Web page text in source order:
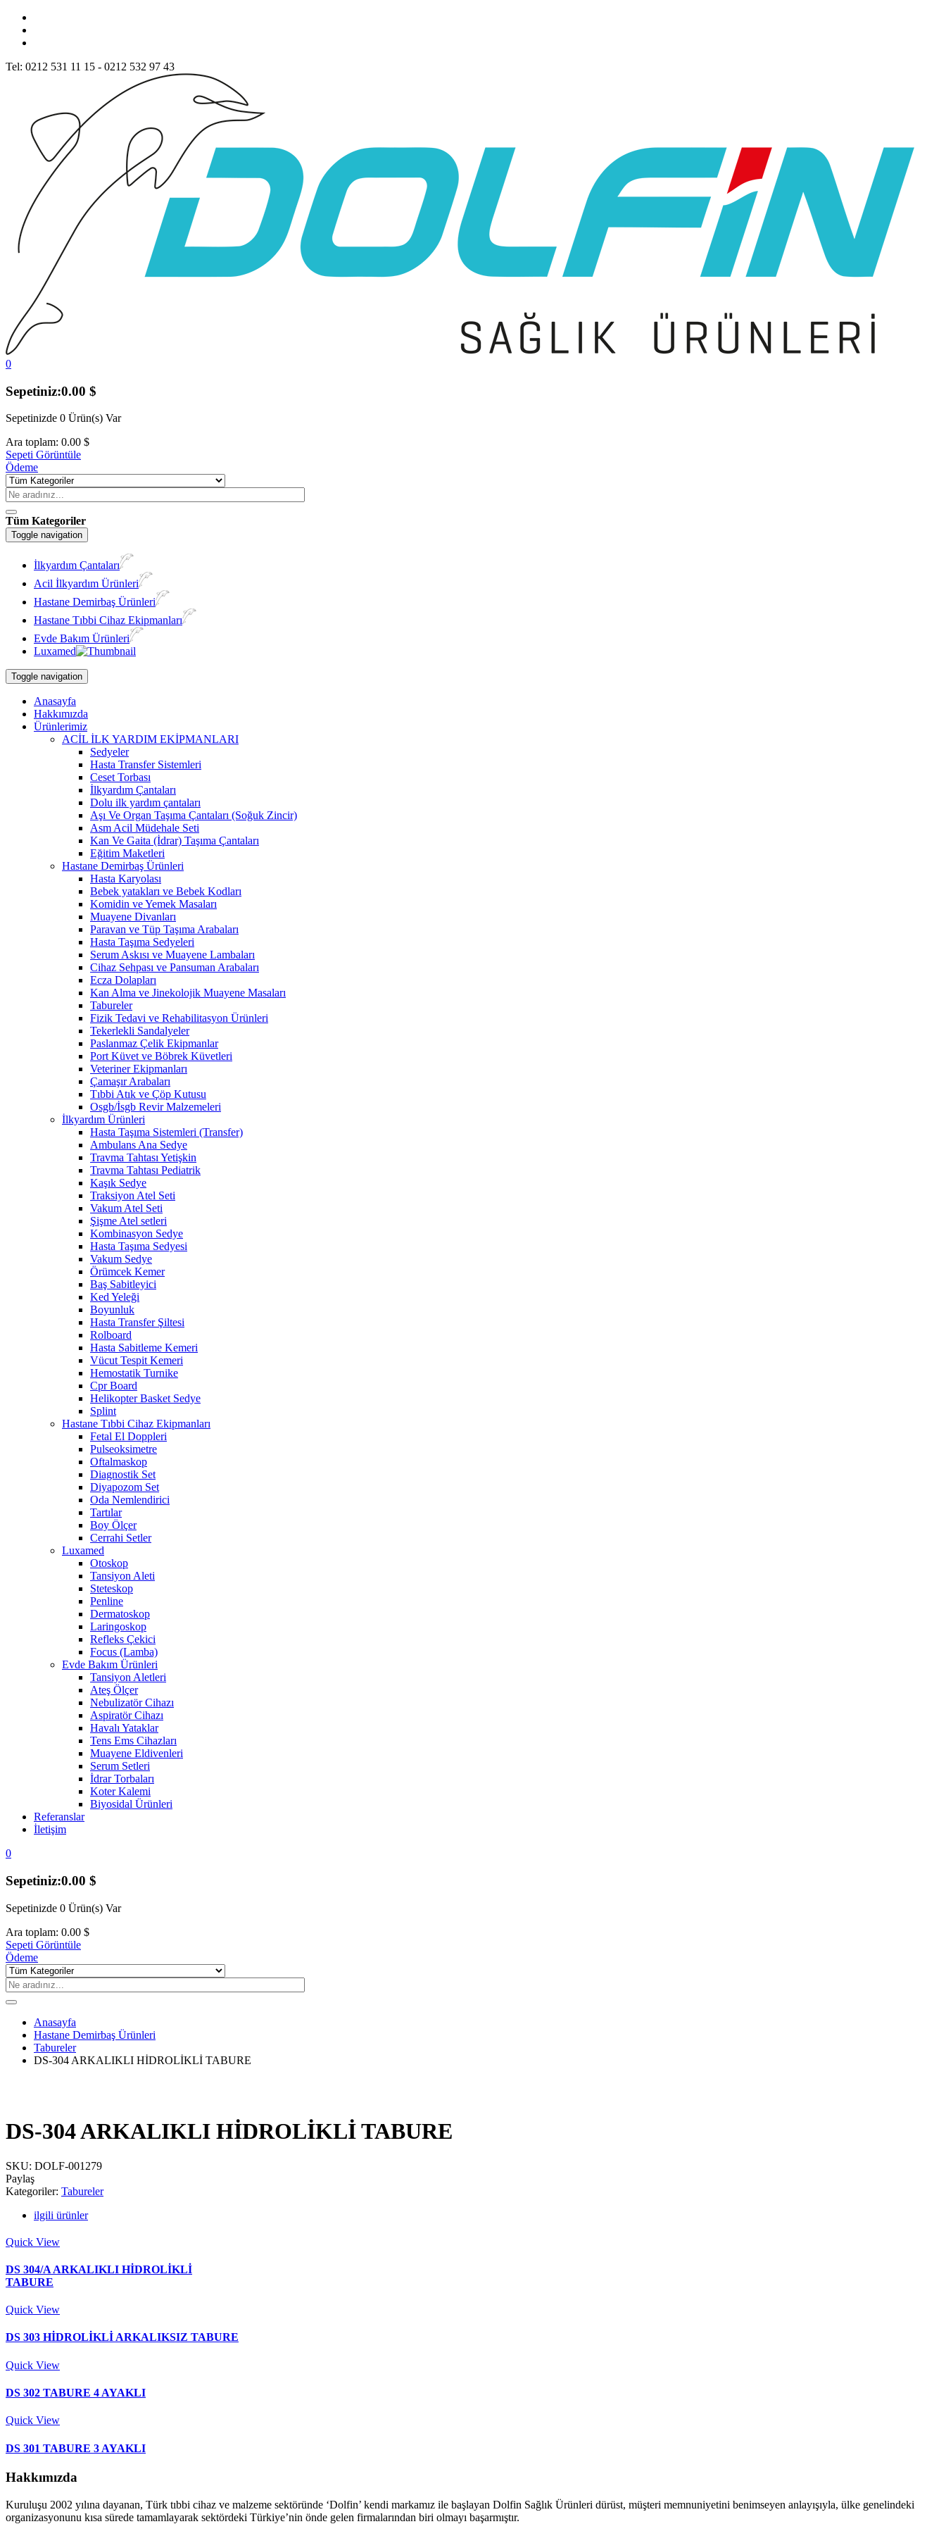
Tel: 0212 531 11 15 - 0212 532 97 43
0
Sepetiniz:0.00 $
Sepetinizde 0 Ürün(s) Var
Ara toplam: 0.00 $
Sepeti Görüntüle
Ödeme
Tüm Kategoriler
Toggle navigation
İlkyardım Çantaları
Acil İlkyardım Ürünleri
Hastane Demirbaş Ürünleri
Hastane Tıbbi Cihaz Ekipmanları
Evde Bakım Ürünleri
Luxamed
Toggle navigation
Anasayfa
Hakkımızda
Ürünlerimiz
ACİL İLK YARDIM EKİPMANLARI
Sedyeler
Hasta Transfer Sistemleri
Ceset Torbası
İlkyardım Çantaları
Dolu ilk yardım çantaları
Aşı Ve Organ Taşıma Çantaları (Soğuk Zincir)
Asm Acil Müdehale Seti
Kan Ve Gaita (İdrar) Taşıma Çantaları
Eğitim Maketleri
Hastane Demirbaş Ürünleri
Hasta Karyolası
Bebek yatakları ve Bebek Kodları
Komidin ve Yemek Masaları
Muayene Divanları
Paravan ve Tüp Taşıma Arabaları
Hasta Taşıma Sedyeleri
Serum Askısı ve Muayene Lambaları
Cihaz Sehpası ve Pansuman Arabaları
Ecza Dolapları
Kan Alma ve Jinekolojik Muayene Masaları
Tabureler
Fizik Tedavi ve Rehabilitasyon Ürünleri
Tekerlekli Sandalyeler
Paslanmaz Çelik Ekipmanlar
Port Küvet ve Böbrek Küvetleri
Veteriner Ekipmanları
Çamaşır Arabaları
Tıbbi Atık ve Çöp Kutusu
Osgb/İsgb Revir Malzemeleri
İlkyardım Ürünleri
Hasta Taşıma Sistemleri (Transfer)
Ambulans Ana Sedye
Travma Tahtası Yetişkin
Travma Tahtası Pediatrik
Kaşık Sedye
Traksiyon Atel Seti
Vakum Atel Seti
Şişme Atel setleri
Kombinasyon Sedye
Hasta Taşıma Sedyesi
Vakum Sedye
Örümcek Kemer
Baş Sabitleyici
Ked Yeleği
Boyunluk
Hasta Transfer Şiltesi
Rolboard
Hasta Sabitleme Kemeri
Vücut Tespit Kemeri
Hemostatik Turnike
Cpr Board
Helikopter Basket Sedye
Splint
Hastane Tıbbi Cihaz Ekipmanları
Fetal El Doppleri
Pulseoksimetre
Oftalmaskop
Diagnostik Set
Diyapozom Set
Oda Nemlendirici
Tartılar
Boy Ölçer
Cerrahi Setler
Luxamed
Otoskop
Tansiyon Aleti
Steteskop
Penline
Dermatoskop
Laringoskop
Refleks Çekici
Focus (Lamba)
Evde Bakım Ürünleri
Tansiyon Aletleri
Ateş Ölçer
Nebulizatör Cihazı
Aspiratör Cihazı
Havalı Yataklar
Tens Ems Cihazları
Muayene Eldivenleri
Serum Setleri
İdrar Torbaları
Koter Kalemi
Biyosidal Ürünleri
Referanslar
İletişim
0
Sepetiniz:0.00 $
Sepetinizde 0 Ürün(s) Var
Ara toplam: 0.00 $
Sepeti Görüntüle
Ödeme
Anasayfa
Hastane Demirbaş Ürünleri
Tabureler
DS-304 ARKALIKLI HİDROLİKLİ TABURE
DS-304 ARKALIKLI HİDROLİKLİ TABURE
SKU: DOLF-001279
Paylaş
Kategoriler: Tabureler
ilgili ürünler
Quick View
DS 304/A ARKALIKLI HİDROLİKLİ
TABURE
Quick View
DS 303 HİDROLİKLİ ARKALIKSIZ TABURE
Quick View
DS 302 TABURE 4 AYAKLI
Quick View
DS 301 TABURE 3 AYAKLI
Hakkımızda
Kuruluşu 2002 yılına dayanan, Türk tıbbi cihaz ve malzeme sektöründe ‘Dolfin’ kendi markamız ile başlayan Dolfin Sağlık Ürünleri dürüst, müşteri memnuniyetini benimseyen anlayışıyla, ülke genelindeki
organizasyonunu kısa sürede tamamlayarak sektördeki Türkiye’nin önde gelen firmalarından biri olmayı başarmıştır.